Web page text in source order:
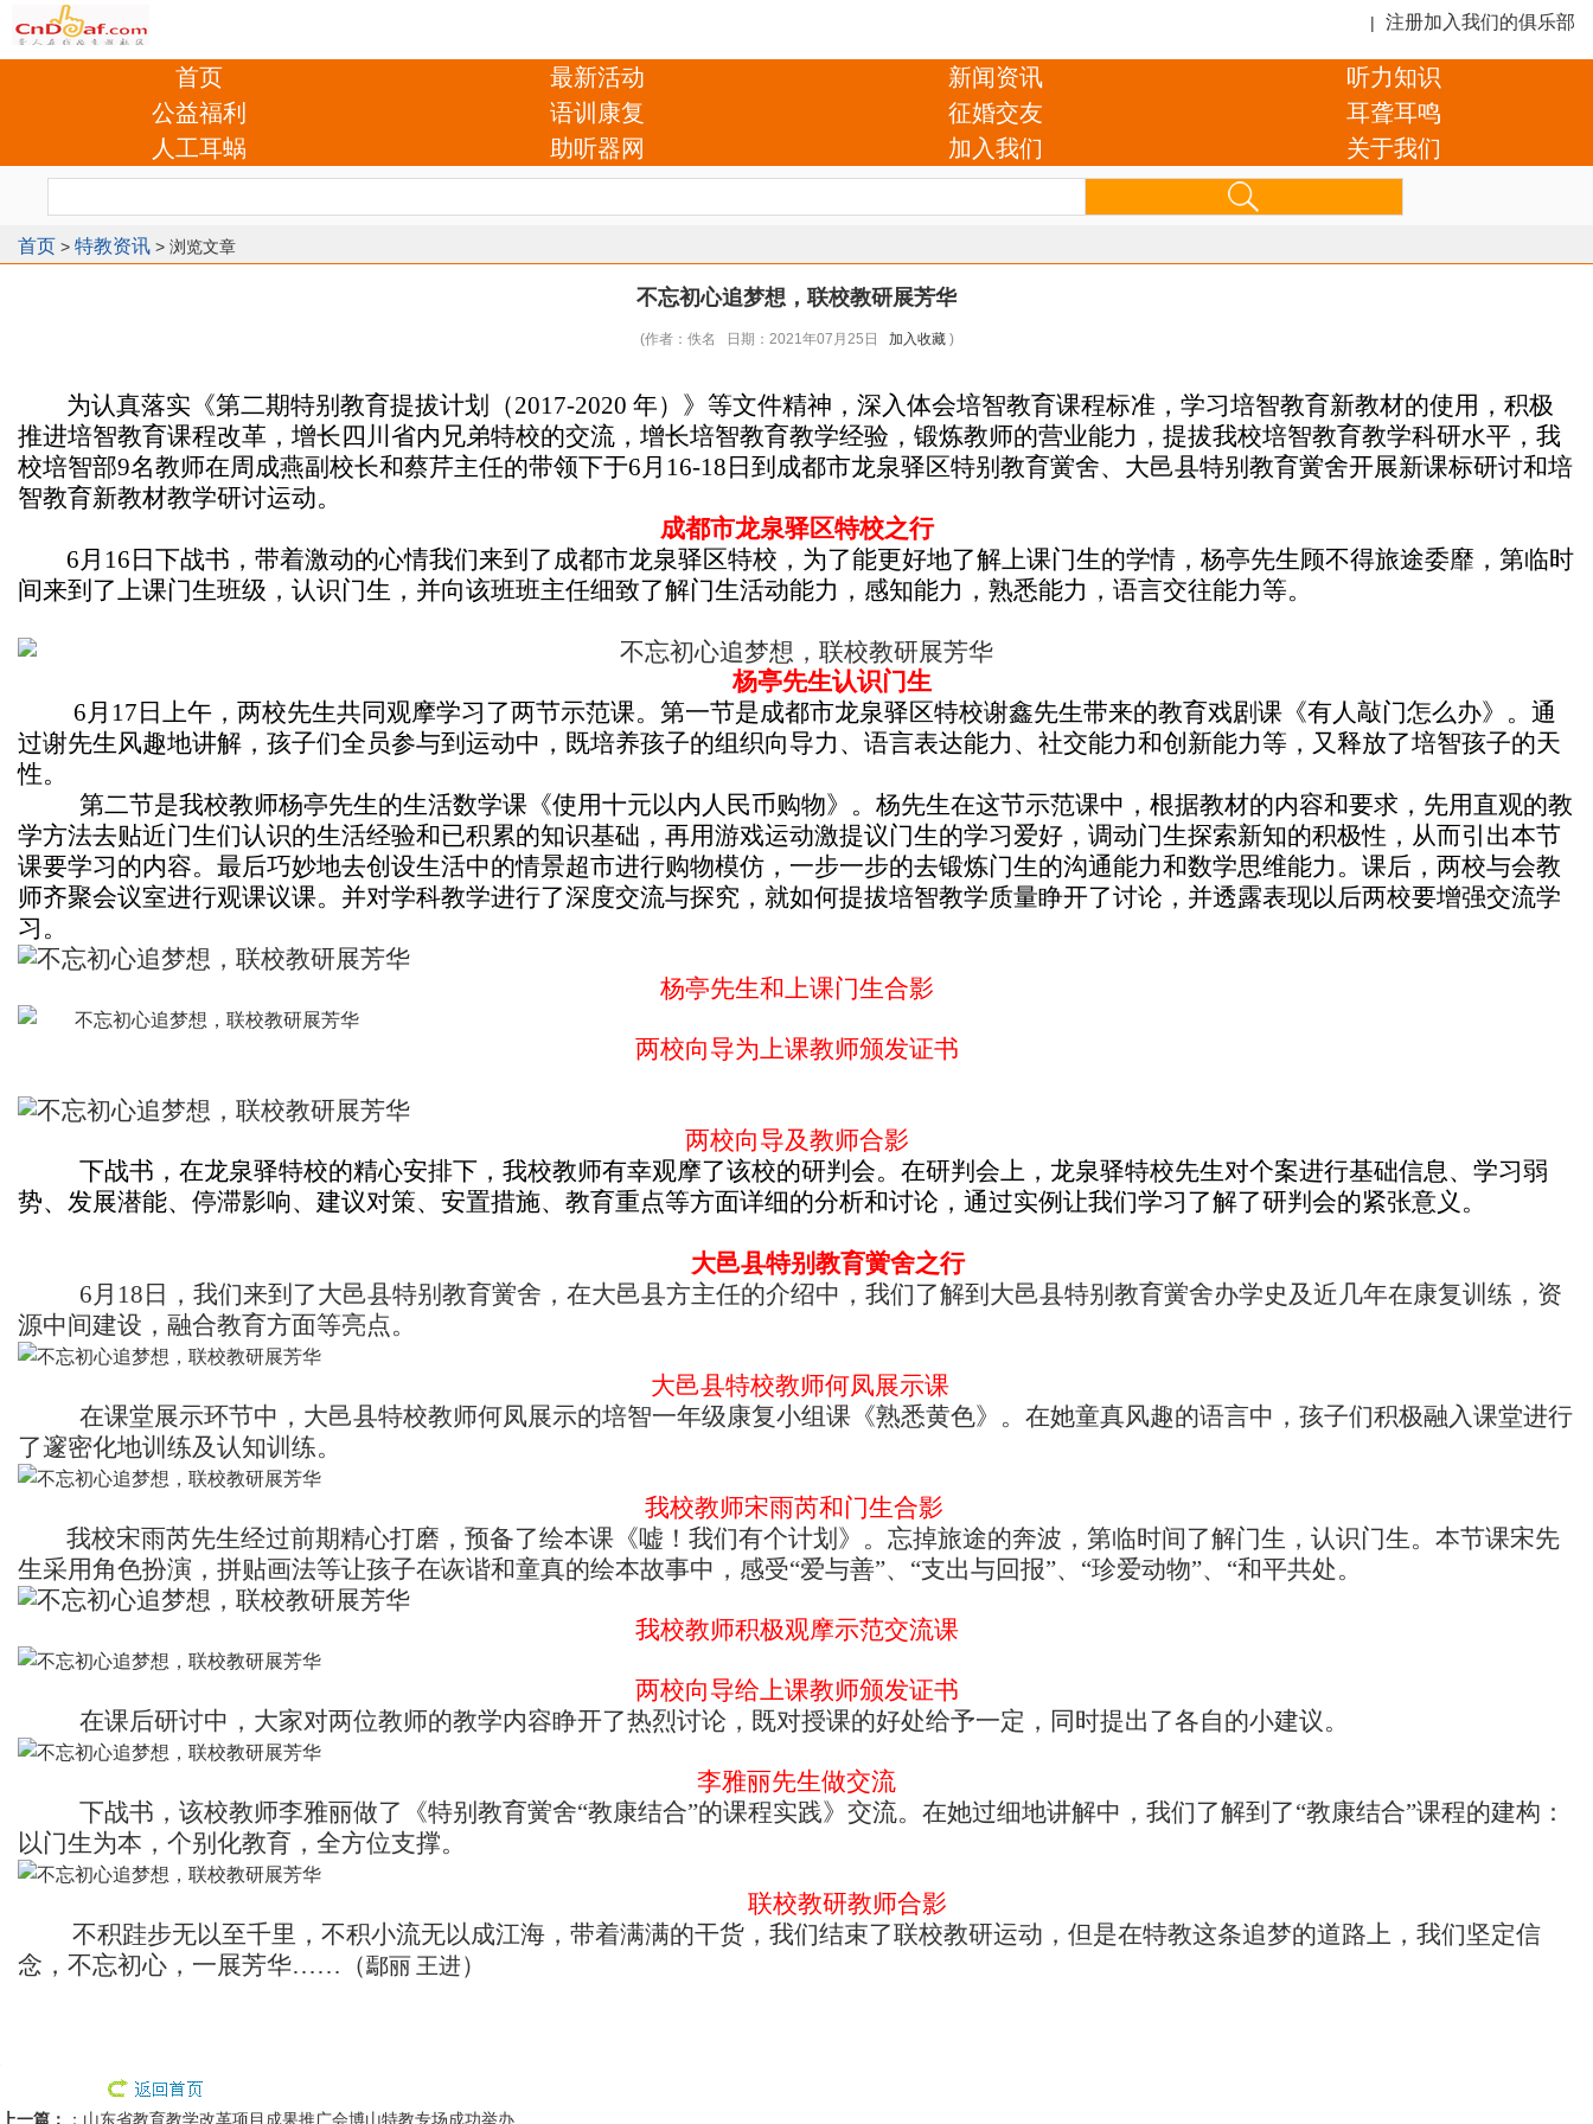
| 注册加入我们的俱乐部
首页 最新活动 新闻资讯
听力知识
公益福利
语训康复 征婚交友
耳聋耳鸣
人工耳蜗
助听器网 加入我们 关于我们
首页 > 特教资讯 > 浏览文章
不忘初心追梦想，联校教研展芳华
(作者：佚名 日期：2021年07月25日 加入收藏)
为认真落实《第二期特别教育提拔计划（2017-2020 年）》等文件精神，深入体会培智教育课程标准，学习培智教育新教材的使用，积极
推进培智教育课程改革，增长四川省内兄弟特校的交流，增长培智教育教学经验，锻炼教师的营业能力，提拔我校培智教育教学科研水平，我
校培智部9名教师在周成燕副校长和蔡芹主任的带领下于6月16-18日到成都市龙泉驿区特别教育黉舍、大邑县特别教育黉舍开展新课标研讨和培
智教育新教材教学研讨运动。
成都市龙泉驿区特校之行
6月16日下战书，带着激动的心情我们来到了成都市龙泉驿区特校，为了能更好地了解上课门生的学情，杨亭先生顾不得旅途委靡，第临时
间来到了上课门生班级，认识门生，并向该班班主任细致了解门生活动能力，感知能力，熟悉能力，语言交往能力等。
杨亭先生认识门生
6月17日上午，两校先生共同观摩学习了两节示范课。第一节是成都市龙泉驿区特校谢鑫先生带来的教育戏剧课《有人敲门怎么办》。通
过谢先生风趣地讲解，孩子们全员参与到运动中，既培养孩子的组织向导力、语言表达能力、社交能力和创新能力等，又释放了培智孩子的天
性。
第二节是我校教师杨亭先生的生活数学课《使用十元以内人民币购物》。杨先生在这节示范课中，根据教材的内容和要求，先用直观的教
学方法去贴近门生们认识的生活经验和已积累的知识基础，再用游戏运动激提议门生的学习爱好，调动门生探索新知的积极性，从而引出本节
课要学习的内容。最后巧妙地去创设生活中的情景超市进行购物模仿，一步一步的去锻炼门生的沟通能力和数学思维能力。课后，两校与会教
师齐聚会议室进行观课议课。并对学科教学进行了深度交流与探究，就如何提拔培智教学质量睁开了讨论，并透露表现以后两校要增强交流学
习。
杨亭先生和上课门生合影
两校向导为上课教师颁发证书
两校向导及教师合影
下战书，在龙泉驿特校的精心安排下，我校教师有幸观摩了该校的研判会。在研判会上，龙泉驿特校先生对个案进行基础信息、学习弱
势、发展潜能、停滞影响、建议对策、安置措施、教育重点等方面详细的分析和讨论，通过实例让我们学习了解了研判会的紧张意义。
大邑县特别教育黉舍之行
6月18日，我们来到了大邑县特别教育黉舍，在大邑县方主任的介绍中，我们了解到大邑县特别教育黉舍办学史及近几年在康复训练，资
源中间建设，融合教育方面等亮点。
大邑县特校教师何凤展示课
在课堂展示环节中，大邑县特校教师何凤展示的培智一年级康复小组课《熟悉黄色》。在她童真风趣的语言中，孩子们积极融入课堂进行
了邃密化地训练及认知训练。
我校教师宋雨芮和门生合影
我校宋雨芮先生经过前期精心打磨，预备了绘本课《嘘！我们有个计划》。忘掉旅途的奔波，第临时间了解门生，认识门生。本节课宋先
生采用角色扮演，拼贴画法等让孩子在诙谐和童真的绘本故事中，感受“爱与善”、“支出与回报”、“珍爱动物”、“和平共处。
我校教师积极观摩示范交流课
两校向导给上课教师颁发证书
在课后研讨中，大家对两位教师的教学内容睁开了热烈讨论，既对授课的好处给予一定，同时提出了各自的小建议。
李雅丽先生做交流
下战书，该校教师李雅丽做了《特别教育黉舍“教康结合”的课程实践》交流。在她过细地讲解中，我们了解到了“教康结合”课程的建构：
以门生为本，个别化教育，全方位支撑。
联校教研教师合影
不积跬步无以至千里，不积小流无以成江海，带着满满的干货，我们结束了联校教研运动，但是在特教这条追梦的道路上，我们坚定信
念，不忘初心，一展芳华……（鄢丽 王进）
上一篇： ： 山东省教育教学改革项目成果推广会博山特教专场成功举办